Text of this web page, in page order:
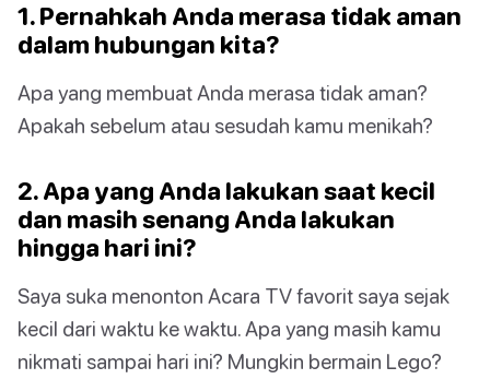
1. Pernahkah Anda merasa tidak aman
dalam hubungan kita?
Apa yang membuat Anda merasa tidak aman?
Apakah sebelum atau sesudah kamu menikah?
2. Apa yang Anda lakukan saat kecil
dan masih senang Anda lakukan
hingga hari ini?
Saya suka menonton Acara TV favorit saya sejak
kecil dari waktu ke waktu. Apa yang masih kamu
nikmati sampai hari ini? Mungkin bermain Lego?